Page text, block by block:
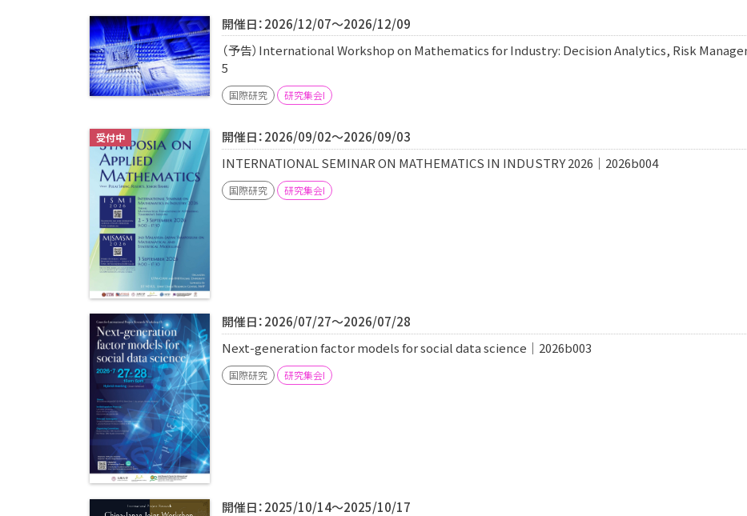
開催日：2026/12/07～2026/12/09
（予告）International Workshop on Mathematics for Industry: Decision Analytics, Risk
5
国際研究 研究集会I
開催日：2026/09/02～2026/09/03
INTERNATIONAL SEMINAR ON MATHEMATICS IN INDUSTRY 2026｜2026b004
国際研究 研究集会I
開催日：2026/07/27～2026/07/28
Next-generation factor models for social data science｜2026b003
国際研究 研究集会I
開催日：2025/10/14～2025/10/17